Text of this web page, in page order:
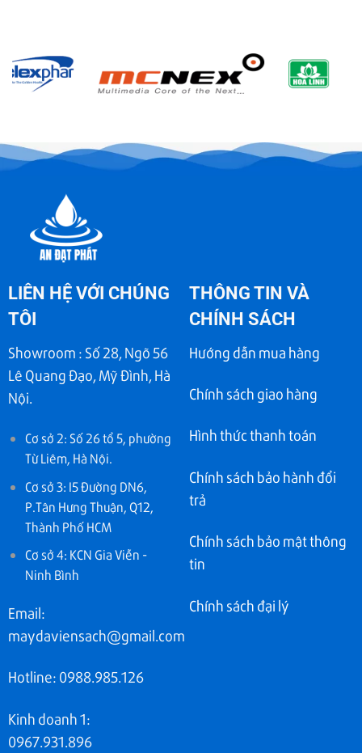
LIÊN HỆ VỚI CHÚNG
TÔI
Showroom : Số 28, Ngõ 56
Lê Quang Đạo, Mỹ Đình, Hà
Nội.
Cơ sở 2: Số 26 tổ 5, phường
Từ Liêm, Hà Nội.
Cơ sở 3: I5 Đường DN6,
P.Tân Hưng Thuận, Q12,
Thành Phố HCM
Cơ sở 4: KCN Gia Viễn -
Ninh Bình
Email:
maydaviensach@gmail.com
Hotline: 0988.985.126
Kinh doanh 1:
0967.931.896
THÔNG TIN VÀ
CHÍNH SÁCH
Hướng dẫn mua hàng
Chính sách giao hàng
Hình thức thanh toán
Chính sách bảo hành đổi
trả
Chính sách bảo mật thông
tin
Chính sách đại lý